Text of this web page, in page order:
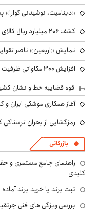
«دینامیت، نوشیدنی
کشف ۲۰۶ میلیارد ریال کالای اساسی احتکارشده در اردبیل
نمایش «اربعین» ناصر
افزایش ۳۰۰ مگاواتی ظرفیت برق کرمانشاه بدون مصرف سوخت
قوه قضاییه خط و نشان
آغاز همکاری موشکی ایران
رمزگشایی از بحران
بازرگانی
راهنمای جامع مستمری و
کلیدی
ثبت برند یا خرید برند
بررسی ویژگی های فنی